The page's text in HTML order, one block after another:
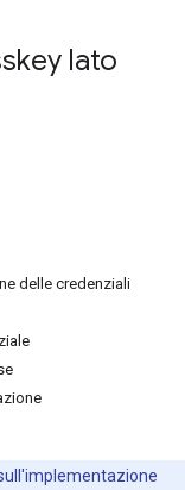
lato
delle credenziali